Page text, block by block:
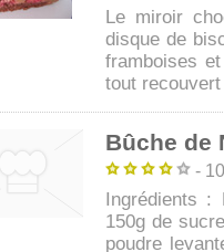
Le miroir
disque de
framboises
tout
Bûche de
-
Ingrédients
150g de
poudre